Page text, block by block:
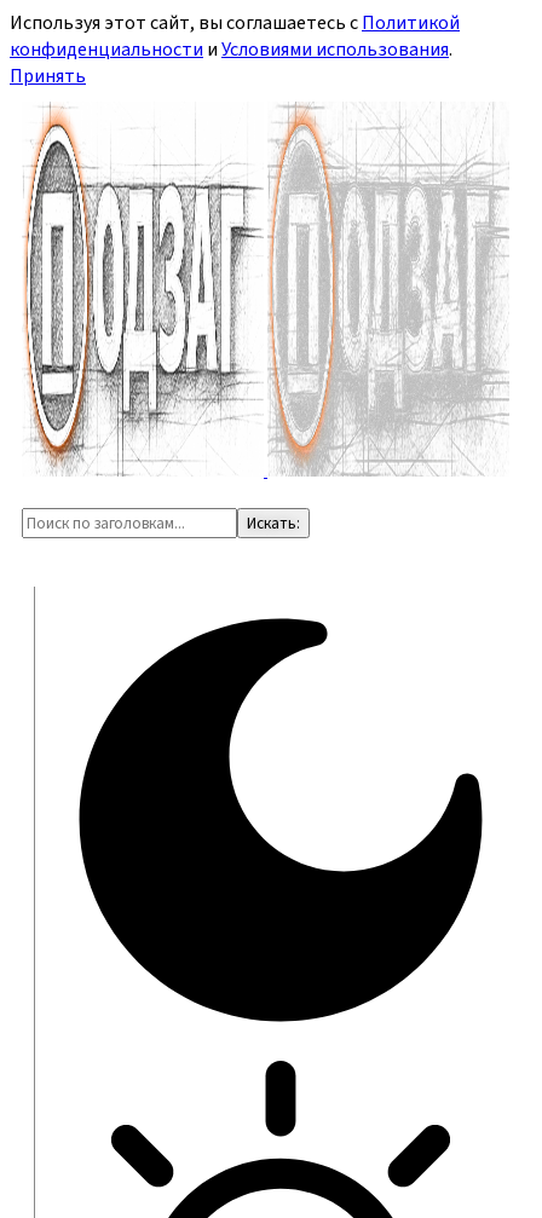
Используя этот сайт, вы соглашаетесь сПолитикой
конфиденциальности иУсловиями использования.
Принять